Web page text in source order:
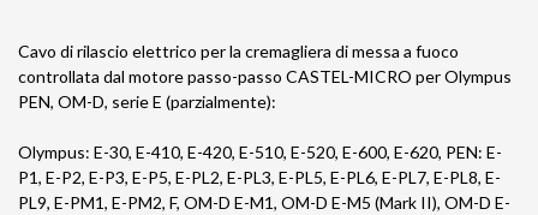
Cavo di rilascio elettrico per la cremagliera di messa a fuoco
controllata dal motore passo-passo CASTEL-MICRO per Olympus
PEN, OM-D, serie E (parzialmente):
Olympus: E-30, E-410, E-420, E-510, E-520, E-600, E-620, PEN: E-
P1, E-P2, E-P3, E-P5, E-PL2, E-PL3, E-PL5, E-PL6, E-PL7, E-PL8, E-
PL9, E-PM1, E-PM2, F, OM-D E-M1, OM-D E-M5 (Mark II), OM-D E-